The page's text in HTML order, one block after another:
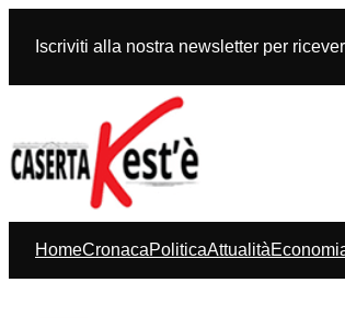
contenuto
Iscriviti alla nostra newsletter per
HomeCronacaPoliticaAttualità